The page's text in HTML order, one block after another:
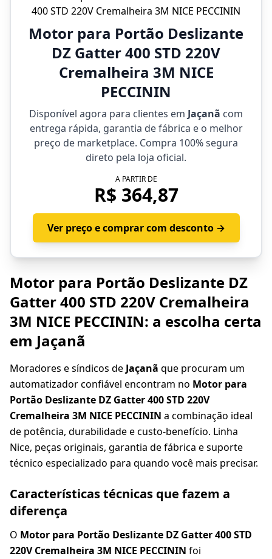
Motor para Portão Deslizante
DZ Gatter 400 STD 220V
Cremalheira 3M NICE
PECCININ
Disponível agora para clientes em Jaçanã com
entrega rápida, garantia de fábrica e o melhor
preço de marketplace. Compra 100% segura
direto pela loja oficial.
A PARTIR DE
R$ 364,87
Ver preço e comprar com desconto →
Motor para Portão Deslizante DZ
Gatter 400 STD 220V Cremalheira
3M NICE PECCININ: a escolha certa
em Jaçanã
Moradores e síndicos de Jaçanã que procuram um
automatizador confiável encontram no Motor para
Portão Deslizante DZ Gatter 400 STD 220V
Cremalheira 3M NICE PECCININ a combinação ideal
de potência, durabilidade e custo-benefício. Linha
Nice, peças originais, garantia de fábrica e suporte
técnico especializado para quando você mais precisar.
Características técnicas que fazem a
diferença
O Motor para Portão Deslizante DZ Gatter 400 STD
220V Cremalheira 3M NICE PECCININ foi